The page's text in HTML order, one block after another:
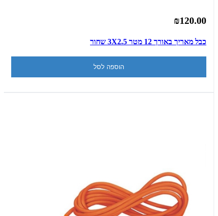
₪120.00
כבל מאריך באורך 12 מטר 3X2.5 שחור
הוספה לסל